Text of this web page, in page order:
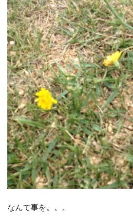
なんて事を。。。